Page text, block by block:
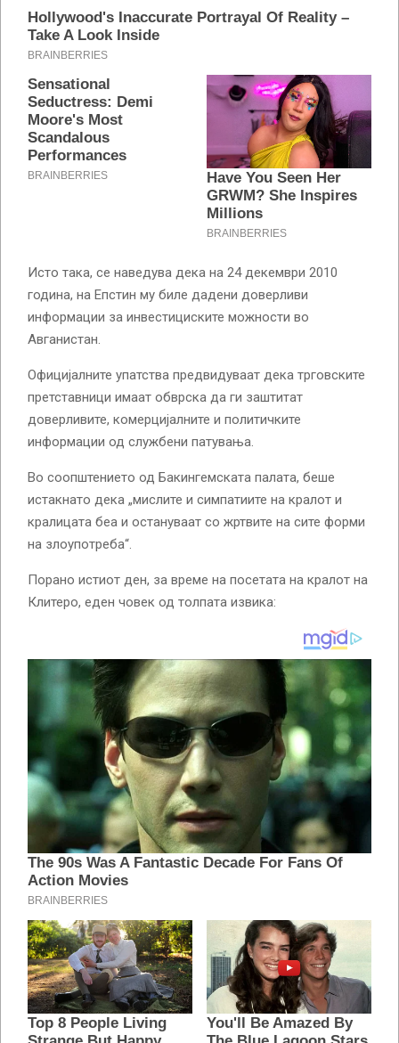
Исто така, се наведува дека на 24 декември 2010
година, на Епстин му биле дадени доверливи
информации за инвестициските можности во
Авганистан.
Официјалните упатства предвидуваат дека трговските
претставници имаат обврска да ги заштитат
доверливите, комерцијалните и политичките
информации од службени патувања.
Во соопштението од Бакингемската палата, беше
истакнато дека „мислите и симпатиите на кралот и
кралицата беа и остануваат со жртвите на сите форми
на злоупотреба“.
Порано истиот ден, за време на посетата на кралот на
Клитеро, еден човек од толпата извика: